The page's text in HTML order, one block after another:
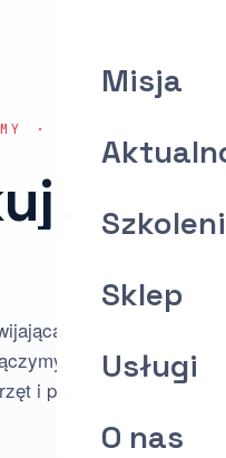
Misja
Sklep
Usługi
O nas
· WYPOSAŻAMY
się firma
praktyczną
i profesjonalne